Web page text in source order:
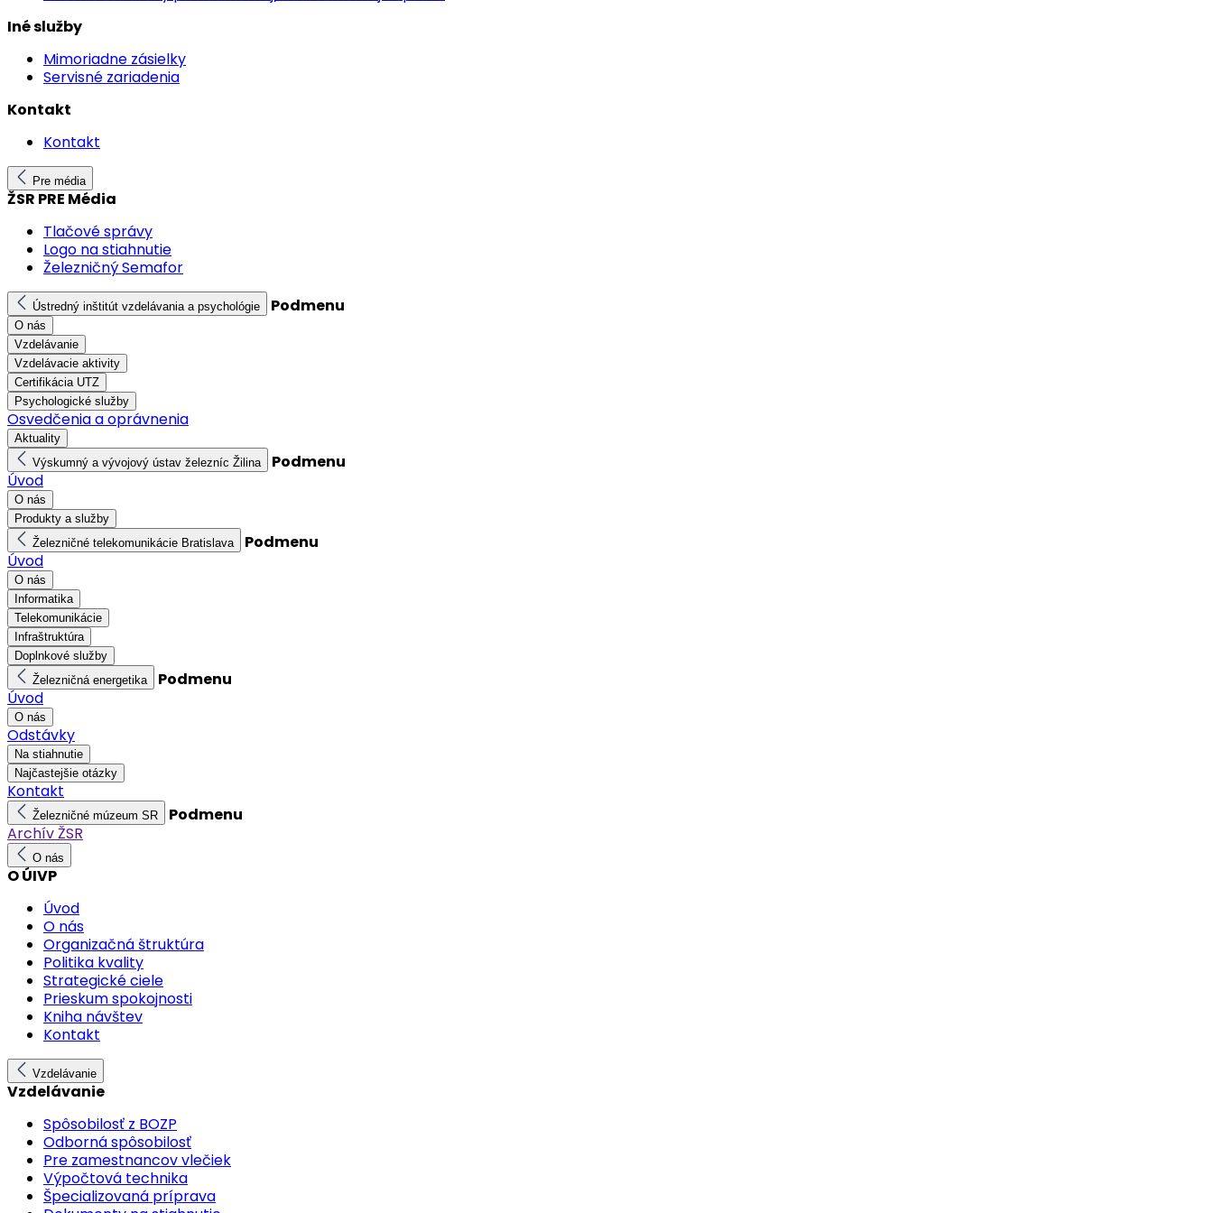
Iné služby
Mimoriadne zásielky
Servisné zariadenia
Kontakt
Kontakt
Pre média
ŽSR PRE Média
Tlačové správy
Logo na stiahnutie
Železničný Semafor
Ústredný inštitút vzdelávania a psychológie Podmenu
O nás
Vzdelávanie
Vzdelávacie aktivity
Certifikácia UTZ
Psychologické služby
Osvedčenia a oprávnenia
Aktuality
Výskumný a vývojový ústav železníc Žilina
Podmenu
Úvod
O nás
Produkty a služby
Železničné telekomunikácie Bratislava
Podmenu
Úvod
O nás
Informatika
Telekomunikácie
Infraštruktúra
Doplnkové služby
Železničná energetika
Podmenu
Úvod
O nás
Odstávky
Na stiahnutie
Najčastejšie otázky
Kontakt
Železničné múzeum SR
Podmenu
Archív ŽSR
O nás
O ÚIVP
Úvod
O nás
Organizačná štruktúra
Politika kvality
Strategické ciele
Prieskum spokojnosti
Kniha návštev
Kontakt
Vzdelávanie
Vzdelávanie
Spôsobilosť z BOZP
Odborná spôsobilosť
Pre zamestnancov vlečiek
Výpočtová technika
Špecializovaná príprava